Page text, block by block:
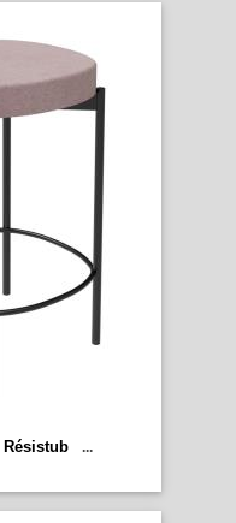
Résistub
...